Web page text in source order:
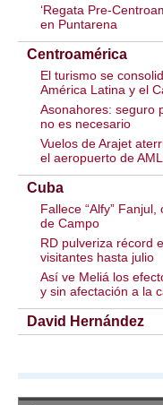
‘Regata Pre-
en Puntarena
Centroamérica
El turismo se
América Latina y el
Asonahores: seguro
no es necesario
Vuelos de Arajet
el aeropuerto de
Cuba
Fallece “Alfy”
de Campo
RD pulveriza récord
visitantes hasta julio
Así ve Meliá los
y sin afectación a la
David Hernández